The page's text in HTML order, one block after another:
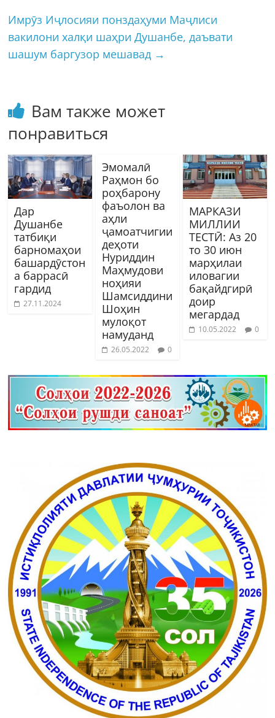
Имрӯз Иҷлосияи понздаҳуми Маҷлиси
вакилони халқи шаҳри Душанбе, даъвати
шашум баргузор мешавад →
Вам также может
понравиться
Дар
Душанбе
татбиқи
барномаҳои
башардӯстон
а баррасӣ
гардид
27.11.2024
Эмомалӣ
Раҳмон бо
роҳбарону
фаъолон ва
аҳли
ҷамоатчигии
деҳоти
Нуриддин
Маҳмудови
ноҳияи
Шамсиддини
Шоҳин
мулоқот
намуданд
26.05.2022 0
МАРКАЗИ
МИЛЛИИ
ТЕСТӢ: Аз 20
то 30 июн
марҳилаи
иловагии
бақайдгирӣ
доир
мегардад
10.05.2022 0